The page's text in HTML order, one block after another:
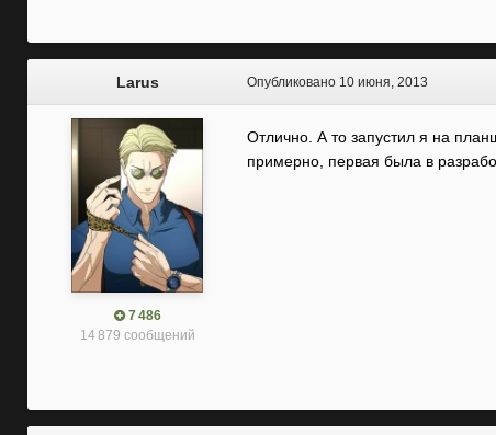
Larus
7 486
14 879 сообщений
Опубликовано 10 июня, 2013
Отлично. А то запустил я на
примерно, первая была в